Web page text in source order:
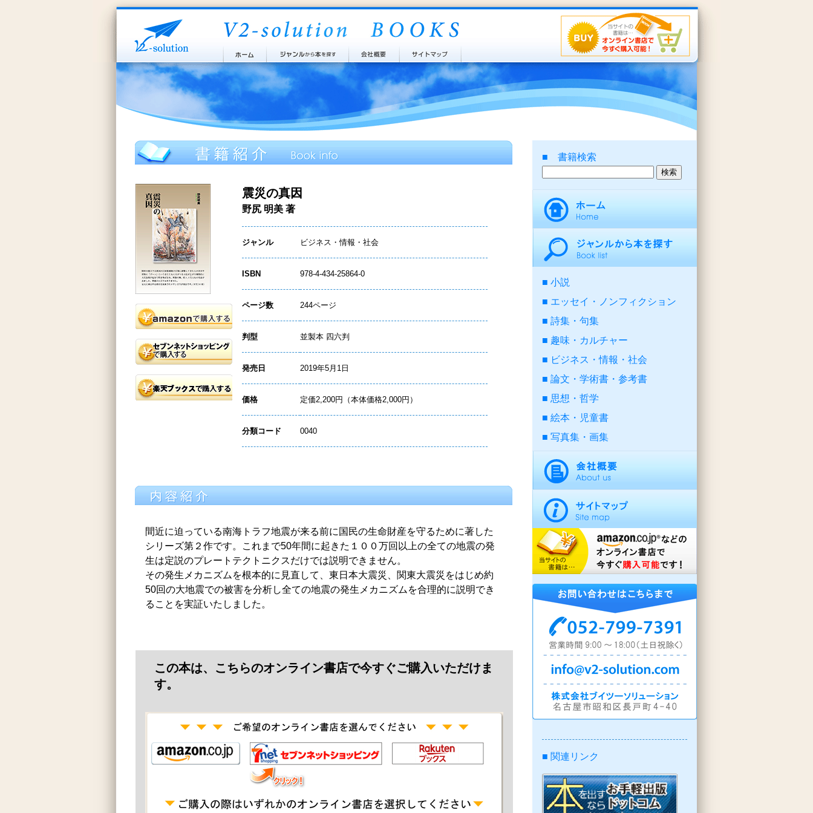
震災の真因
野尻 明美 著
ジャンル ビジネス・情報・社会
ISBN 978-4-434-25864-0
ページ数 244ページ
判型 並製本 四六判
発売日 2019年5月1日
価格 定価2,200円（本体価格2,000円）
分類コード 0040
間近に迫っている南海トラフ地震が来る前に国民の生命財産を守るために著した
シリーズ第２作です。これまで50年間に起きた１００万回以上の全ての地震の発
生は定説のプレートテクトニクスだけでは説明できません。
その発生メカニズムを根本的に見直して、東日本大震災、関東大震災をはじめ約
50回の大地震での被害を分析し全ての地震の発生メカニズムを合理的に説明でき
ることを実証いたしました。
この本は、こちらのオンライン書店で今すぐご購入いただけま
す。
■ 書籍検索
小説
エッセイ・ノンフィクション
詩集・句集
趣味・カルチャー
ビジネス・情報・社会
論文・学術書・参考書
思想・哲学
絵本・児童書
写真集・画集
■ 関連リンク